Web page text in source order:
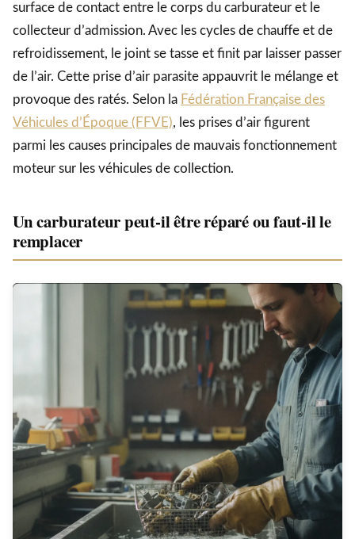
surface de contact entre le corps du carburateur et le
collecteur d’admission. Avec les cycles de chauffe et de
refroidissement, le joint se tasse et finit par laisser passer
de l’air. Cette prise d’air parasite appauvrit le mélange et
provoque des ratés. Selon la Fédération Française des
Véhicules d’Époque (FFVE), les prises d’air figurent
parmi les causes principales de mauvais fonctionnement
moteur sur les véhicules de collection.
Un carburateur peut-il être réparé ou faut-il le
remplacer